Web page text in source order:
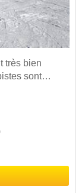
très bien
sont…